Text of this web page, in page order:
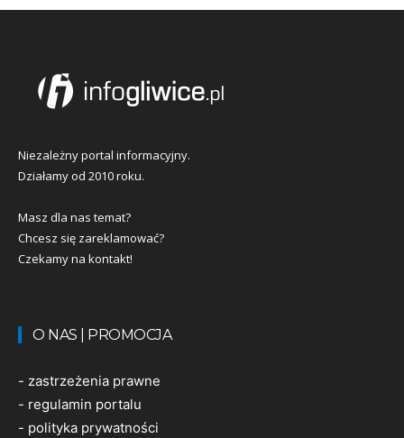
Niezależny portal informacyjny.
Działamy od 2010 roku.
Masz dla nas temat?
Chcesz się zareklamować?
Czekamy na kontakt!
O NAS | PROMOCJA
- zastrzeżenia prawne
- regulamin portalu
- polityka prywatności